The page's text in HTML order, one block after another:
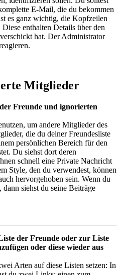
E-Mail, die du bekommen
es ganz wichtig, die Kopfzeilen
enthalten Details über den
hat. Der Administrator
Mitglieder
Freunde und ignorierten
um andere Mitglieder des
die du deiner Freundesliste
persönlichen Bereich für den
Du siehst dort deren
schnell eine Private Nachricht
Style, den du verwendest, können
hervorgehoben sein. Wenn du
siehst du seine Beiträge
der Freunde oder zur Liste
oder diese wieder aus
Arten auf diese Listen setzen: In